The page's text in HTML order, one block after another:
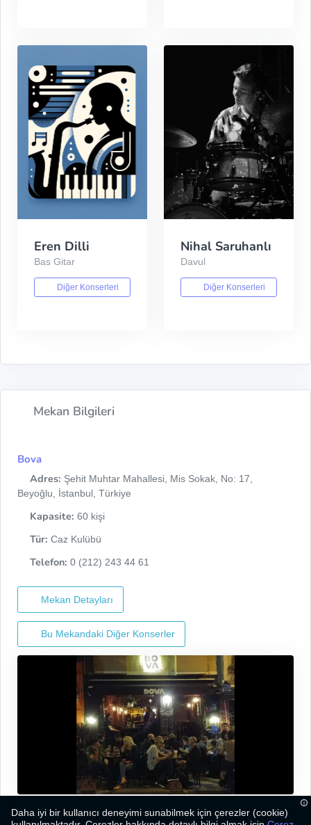
Eren Dilli
Bas Gitar
Diğer Konserleri
Nihal Saruhanlı
Davul
Diğer Konserleri
Mekan Bilgileri
Bova
Adres: Şehit Muhtar Mahallesi, Mis Sokak, No: 17,
Beyoğlu, İstanbul, Türkiye
Kapasite: 60 kişi
Tür: Caz Kulübü
Telefon: 0 (212) 243 44 61
Mekan Detayları
Bu Mekandaki Diğer Konserler
Daha iyi bir kullanıcı deneyimi sunabilmek için çerezler (cookie)